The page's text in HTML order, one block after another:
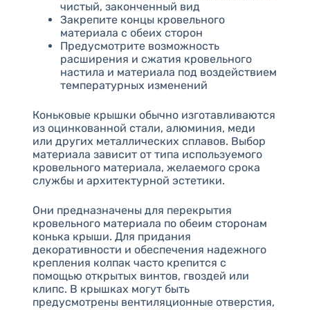
чистый, законченный вид
Закрепите концы кровельного
материала с обеих сторон
Предусмотрите возможность
расширения и сжатия кровельного
настила и материала под воздействием
температурных изменений
Коньковые крышки обычно изготавливаются
из оцинкованной стали, алюминия, меди
или других металлических сплавов. Выбор
материала зависит от типа используемого
кровельного материала, желаемого срока
службы и архитектурной эстетики.
Они предназначены для перекрытия
кровельного материала по обеим сторонам
конька крыши. Для придания
декоративности и обеспечения надежного
крепления колпак часто крепится с
помощью открытых винтов, гвоздей или
клипс. В крышках могут быть
предусмотрены вентиляционные отверстия,